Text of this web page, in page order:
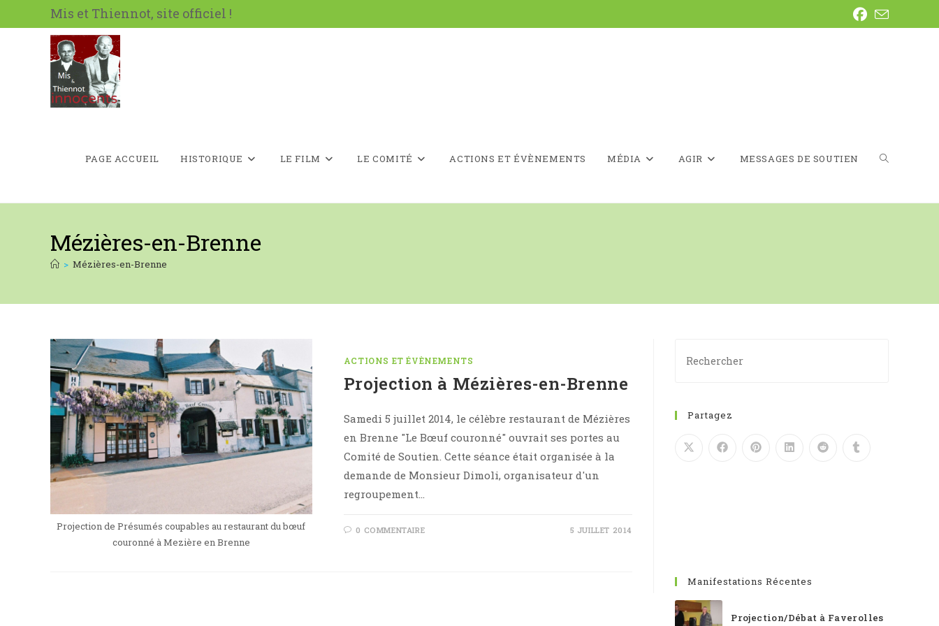
to
Mis et Thiennot, site officiel !
PAGE ACCUEIL HISTORIQUE LE FILM LE COMITÉ ACTIONS ET ÉVÈNEMENTS MÉDIA AGIR MESSAGES DE SOUTIEN TOGGLE
Mézières-en-Brenne
> Mézières-en-Brenne
Projection de Présumés coupables au restaurant du bœuf
couronné à Mezière en Brenne
ACTIONS ET ÉVÈNEMENTS
Projection à Mézières-en-Brenne
Samedi 5 juillet 2014, le célèbre restaurant de Mézières
en Brenne "Le Bœuf couronné" ouvrait ses portes au
Comité de Soutien. Cette séance était organisée à la
demande de Monsieur Dimoli, organisateur d'un
regroupement…
0 COMMENTAIRE 5 JUILLET 2014
Partagez
Manifestations Récentes
Projection/Débat à Faverolles